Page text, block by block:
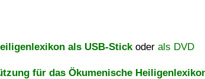
als USB-Stickoder als DVD
für das Ökumenische